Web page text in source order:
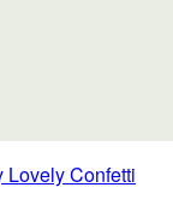
Lovely Confetti